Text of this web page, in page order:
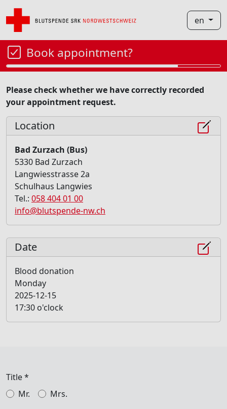
en
Book appointment?
Please check whether we have correctly recorded
your appointment request.
Location
Bad Zurzach (Bus)
5330 Bad Zurzach
Langwiesstrasse 2a
Schulhaus Langwies
Tel.: 058 404 01 00
info@blutspende-nw.ch
Date
Blood donation
Monday
2025-12-15
17:30 o'clock
Title*
Mr.
Mrs.